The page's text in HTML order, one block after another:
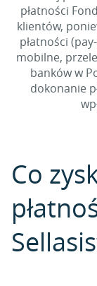
płatności
klientów,
płatności
mobilne,
banków w
dokonanie
Co